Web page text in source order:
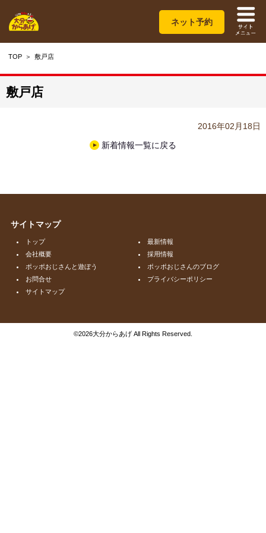
ネット予約
TOP 敷戸店
敷戸店
2016年02月18日
新着情報一覧に戻る
サイトマップ
トップ
最新情報
会社概要
採用情報
ポッポおじさんと遊ぼう
ポッポおじさんのブログ
お問合せ
プライバシーポリシー
サイトマップ
©2026大分からあげ All Rights Reserved.